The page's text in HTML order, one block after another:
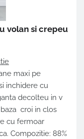
volan si crepeu
maxi pe
inchidere cu
decolteu in v
croi in clos
cu fermoar
Compozitie: 88%